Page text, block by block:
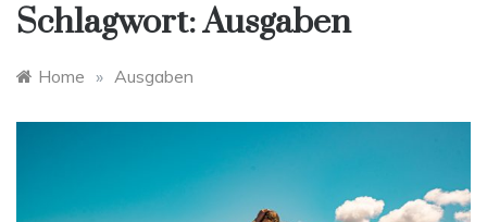
Schlagwort:Ausgaben
Home » Ausgaben